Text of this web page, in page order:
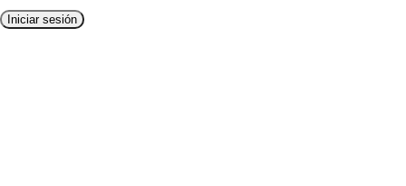
Iniciar sesión